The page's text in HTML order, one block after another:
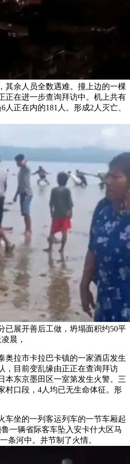
其余人员全数遇难。撞上边的一棵
正在进一步查询拜访中。机上共有
人正在内的181人。形成2人灭亡、
已展开善后工做，坍塌面积约50平
晨，
拉市卡拉巴卡镇的一家酒店发生
，目前变乱缘由正正在查询拜访
本东京墨田区一室第发生火警。三
村口段，4人均已无生命体征。形
坐的一列客运列车的一节车厢起
一辆省际客车坠入安卡什大区马
条河中。并节制了火情。